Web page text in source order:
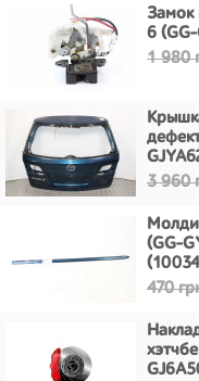
Замок
6
1 980
3 960
(GG-
470